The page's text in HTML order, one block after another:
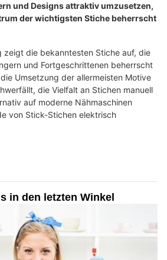
und Designs attraktiv umzusetzen,
der wichtigsten Stiche beherrscht
zeigt die bekanntesten Stiche auf, die
und Fortgeschrittenen beherrscht
Umsetzung der allermeisten Motive
die Vielfalt an Stichen manuell
auf moderne Nähmaschinen
von Stick-Stichen elektrisch
in den letzten Winkel